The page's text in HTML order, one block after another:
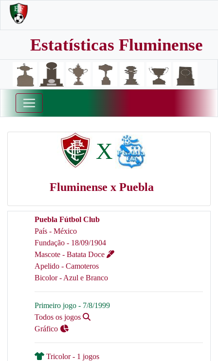
Estatísticas Fluminense
X
Fluminense x Puebla
Puebla Fútbol Club
País - México
Fundação - 18/09/1904
Mascote - Batata Doce
Apelido - Camoteros
Bicolor - Azul e Branco
Primeiro jogo - 7/8/1999
Todos os jogos
Gráfico
Tricolor - 1 jogos